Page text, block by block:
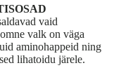
vaid
valk on väga
aminohappeid ning
lihatoidu järele.